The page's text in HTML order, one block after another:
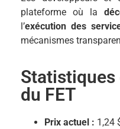
plateforme où la
l’exécution des
mécanismes
du FET
Prix actuel : 1,24